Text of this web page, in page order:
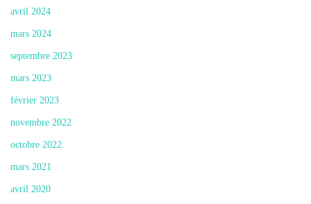
avril 2024
mars 2024
septembre 2023
mars 2023
février 2023
novembre 2022
octobre 2022
mars 2021
avril 2020